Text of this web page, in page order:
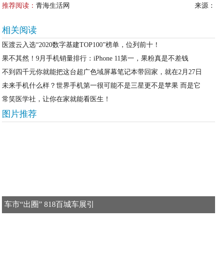
推荐阅读：青海生活网 来源：
相关阅读
医渡云入选“2020数字基建TOP100”榜单，位列前十！
果不其然！9月手机销量排行：iPhone 11第一，果粉真是不差钱
不到四千元你就能把这台超广色域屏幕笔记本带回家，就在2月27日
未来手机什么样？世界手机第一很可能不是三星更不是苹果 而是它
常笑医学社，让你在家就能看医生！
图片推荐
车市“出圈” 818百城车展引